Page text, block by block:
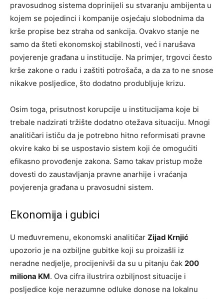
pravosudnog sistema doprinijeli su stvaranju ambijenta u
kojem se pojedinci i kompanije osjećaju slobodnima da
krše propise bez straha od sankcija. Ovakvo stanje ne
samo da šteti ekonomskoj stabilnosti, već i narušava
povjerenje građana u institucije. Na primjer, trgovci često
krše zakone o radu i zaštiti potrošača, a da za to ne snose
nikakve posljedice, što dodatno produbljuje krizu.
Osim toga, prisutnost korupcije u institucijama koje bi
trebale nadzirati tržište dodatno otežava situaciju. Mnogi
analitičari ističu da je potrebno hitno reformisati pravne
okvire kako bi se uspostavio sistem koji će omogućiti
efikasno provođenje zakona. Samo takav pristup može
dovesti do zaustavljanja pravne anarhije i vraćanja
povjerenja građana u pravosudni sistem.
Ekonomija i gubici
U međuvremenu, ekonomski analitičar Zijad Krnjić
upozorio je na ozbiljne gubitke koji su proizašli iz
neradne nedjelje, procijenivši da su u pitanju čak 200
miliona KM. Ova cifra ilustrira ozbiljnost situacije i
posljedice koje nerazumne odluke donose na lokalnu